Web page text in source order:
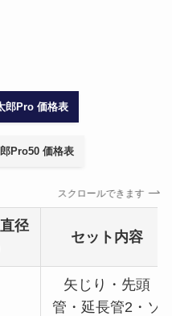
郎Pro 価格表
Pro50 価格表
スクロールできます
径
セット内容
矢じり・先頭
管・延長管2・ソ